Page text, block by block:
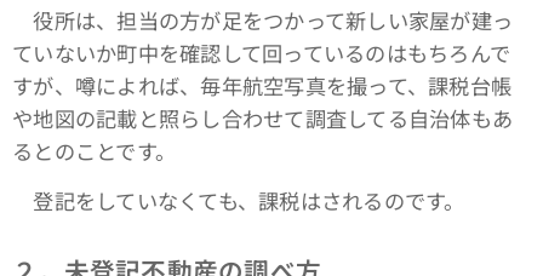
役所は、担当の方が足をつかって新しい家屋が建っ
ていないか町中を確認して回っているのはもちろんで
すが、噂によれば、毎年航空写真を撮って、課税台帳
や地図の記載と照らし合わせて調査してる自治体もあ
るとのことです。
登記をしていなくても、課税はされるのです。